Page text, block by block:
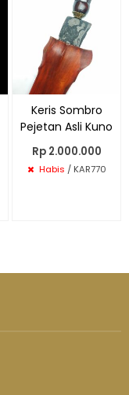
Keris Sombro
Pejetan Asli Kuno
Rp 2.000.000
Habis / KAR770